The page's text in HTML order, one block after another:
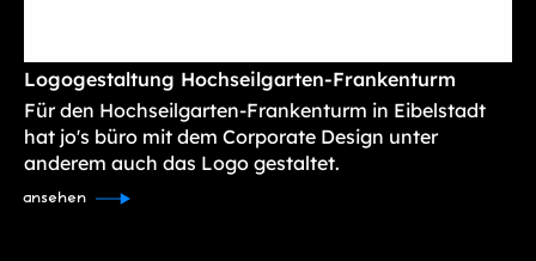
Logogestaltung Hochseilgarten-Frankenturm
Für den Hochseilgarten-Frankenturm in Eibelstadt
hat jo's büro mit dem Corporate Design unter
anderem auch das Logo gestaltet.
ansehen